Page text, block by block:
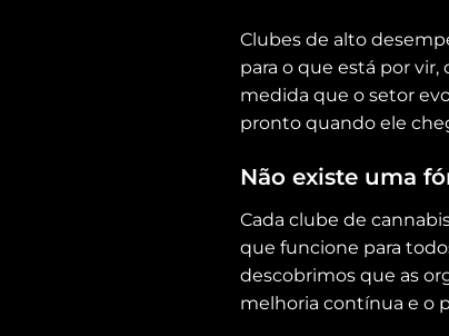
Clubes de alto
para o que está por
medida que o setor
pronto quando ele
Não existe uma
Cada clube de
que funcione para
descobrimos que as
melhoria contínua e o